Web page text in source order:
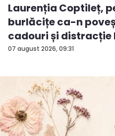
07 august 2026, 09:31
Laurenția Coptileț,
burlăcițe ca-n
cadouri și distracție
surp...